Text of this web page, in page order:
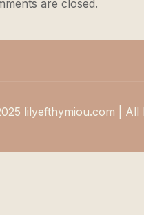
are closed.
lilyefthymiou.com | All